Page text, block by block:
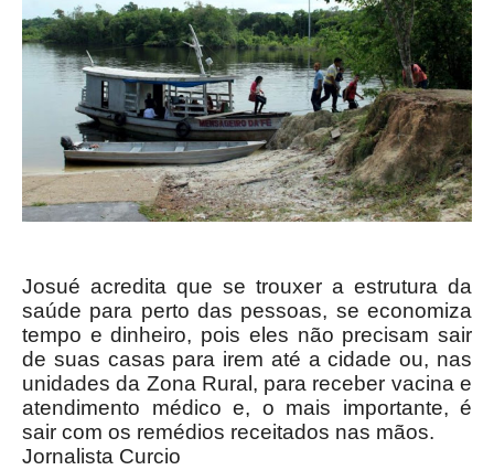
Josué acredita que se trouxer a estrutura da
saúde para perto das pessoas, se economiza
tempo e dinheiro, pois eles não precisam sair
de suas casas para irem até a cidade ou, nas
unidades da Zona Rural, para receber vacina e
atendimento médico e, o mais importante, é
sair com os remédios receitados nas mãos.
Jornalista Curcio